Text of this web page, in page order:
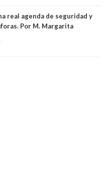
real agenda de seguridad y
Por M. Margarita